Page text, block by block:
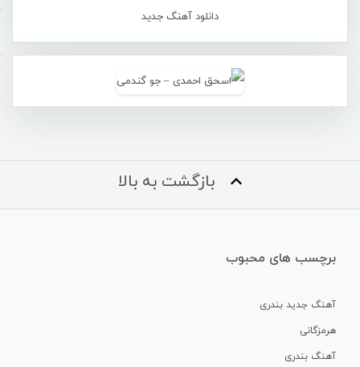
دانلود آهنگ جدید
بازگشت به بالا
برچسب های محبوب
آهنگ جدید بندری
هرمزگانی
آهنگ بندری